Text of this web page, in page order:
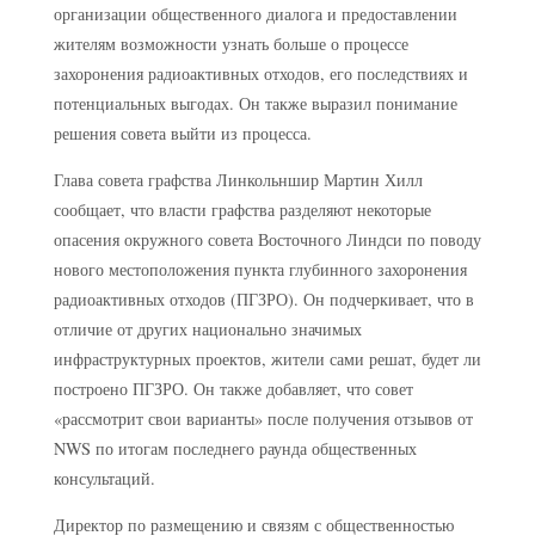
организации общественного диалога и предоставлении
жителям возможности узнать больше о процессе
захоронения радиоактивных отходов, его последствиях и
потенциальных выгодах. Он также выразил понимание
решения совета выйти из процесса.
Глава совета графства Линкольншир Мартин Хилл
сообщает, что власти графства разделяют некоторые
опасения окружного совета Восточного Линдси по поводу
нового местоположения пункта глубинного захоронения
радиоактивных отходов (ПГЗРО). Он подчеркивает, что в
отличие от других национально значимых
инфраструктурных проектов, жители сами решат, будет ли
построено ПГЗРО. Он также добавляет, что совет
«рассмотрит свои варианты» после получения отзывов от
NWS по итогам последнего раунда общественных
консультаций.
Директор по размещению и связям с общественностью